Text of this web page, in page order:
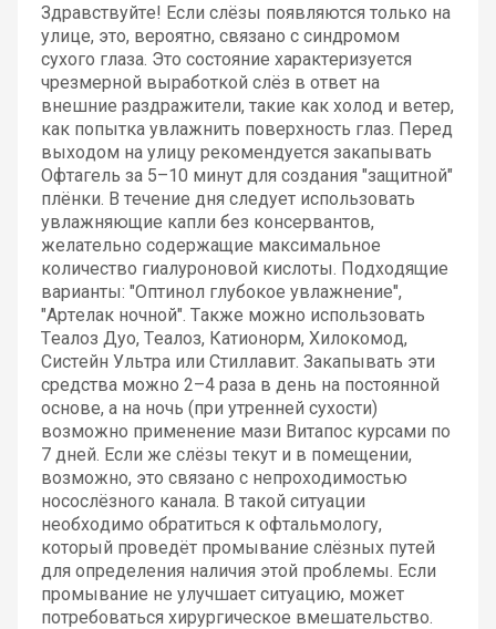
Здравствуйте! Если слёзы появляются только на
улице, это, вероятно, связано с синдромом
сухого глаза. Это состояние характеризуется
чрезмерной выработкой слёз в ответ на
внешние раздражители, такие как холод и ветер,
как попытка увлажнить поверхность глаз. Перед
выходом на улицу рекомендуется закапывать
Офтагель за 5–10 минут для создания "защитной"
плёнки. В течение дня следует использовать
увлажняющие капли без консервантов,
желательно содержащие максимальное
количество гиалуроновой кислоты. Подходящие
варианты: "Оптинол глубокое увлажнение",
"Артелак ночной". Также можно использовать
Теалоз Дуо, Теалоз, Катионорм, Хилокомод,
Систейн Ультра или Стиллавит. Закапывать эти
средства можно 2–4 раза в день на постоянной
основе, а на ночь (при утренней сухости)
возможно применение мази Витапос курсами по
7 дней. Если же слёзы текут и в помещении,
возможно, это связано с непроходимостью
носослёзного канала. В такой ситуации
необходимо обратиться к офтальмологу,
который проведёт промывание слёзных путей
для определения наличия этой проблемы. Если
промывание не улучшает ситуацию, может
потребоваться хирургическое вмешательство.